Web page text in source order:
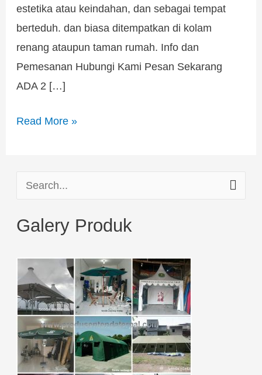
estetika atau keindahan, dan sebagai tempat
berteduh. dan biasa ditempatkan di kolam
renang ataupun taman rumah. Info dan
Pemesanan Hubungi Kami Pesan Sekarang
ADA 2 […]
Read More »
a
h
f
o
Galery Produk